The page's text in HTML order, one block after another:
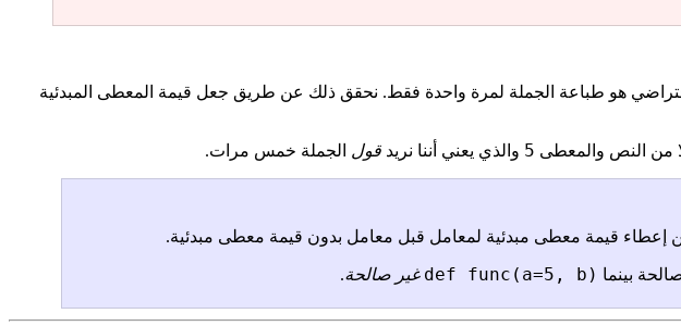
هو طباعة الجملة لمرة واحدة فقط. نحقق ذلك عن طريق جعل قيمة المعطى المبدئية
من النص والمعطى 5 والذي يعني أننا نريد قول الجملة خمس مرات.
إعطاء قيمة معطى مبدئية لمعامل قبل معامل بدون قيمة معطى مبدئية.
بينما def func(a=5, b) غير صالحة.